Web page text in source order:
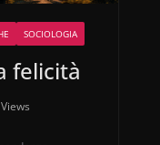
SOCIOLOGIA
felicità